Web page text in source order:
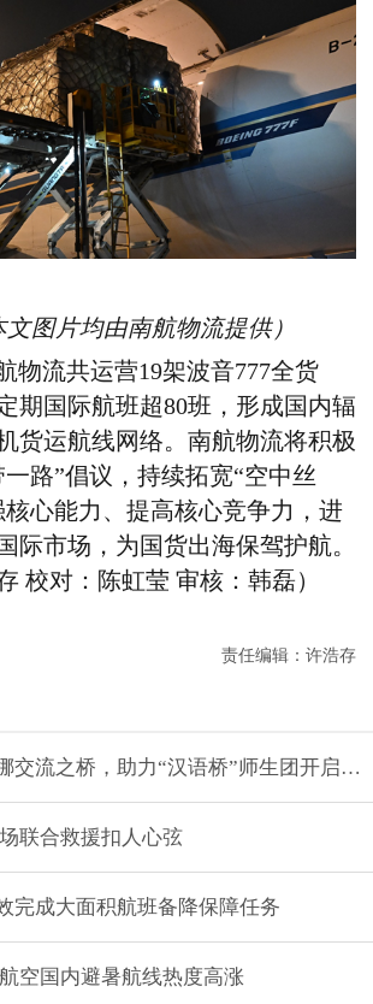
文图片均由南航物流提供）
物流共运营19架波音777全货
期国际航班超80班，形成国内辐
货运航线网络。南航物流将积极
路”倡议，持续拓宽“空中丝
核心能力、提高核心竞争力，进
际市场，为国货出海保驾护航。
校对：陈虹莹 审核：韩磊）
责任编辑： 许浩存
交流之桥，助力“汉语桥”师生团开启中
联合救援扣人心弦
完成大面积航班备降保障任务
空国内避暑航线热度高涨